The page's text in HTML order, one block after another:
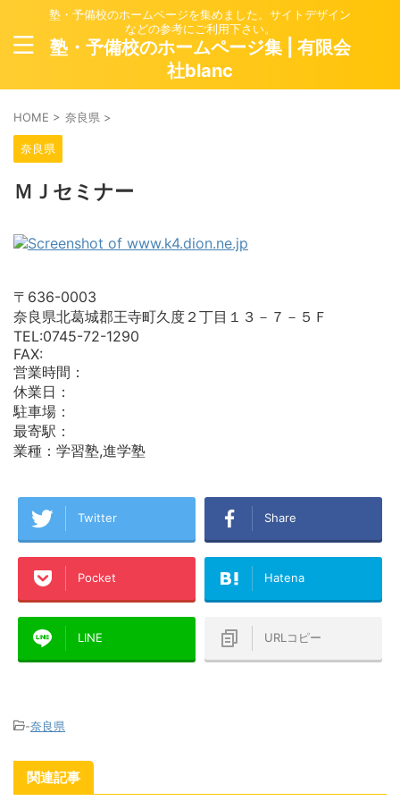
塾・予備校のホームページを集めました。サイトデザイン
などの参考にご利用下さい。
塾・予備校のホームページ集 | 有限会
社blanc
HOME > 奈良県 >
奈良県
ＭＪセミナー
〒636-0003
奈良県北葛城郡王寺町久度２丁目１３－７－５Ｆ
TEL:0745-72-1290
FAX:
営業時間：
休業日：
駐車場：
最寄駅：
業種：学習塾,進学塾
Twitter Share
Pocket Hatena
LINE URLコピー
-奈良県
関連記事